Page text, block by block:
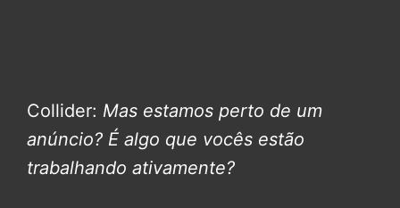
Collider: Mas estamos perto de um
anúncio? É algo que vocês estão
trabalhando ativamente?